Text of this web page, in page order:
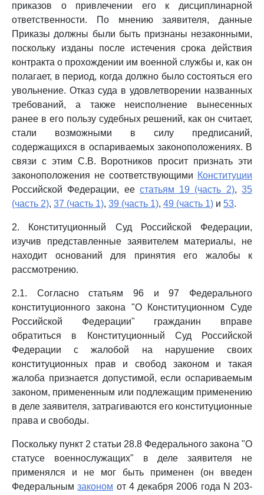
приказов о привлечении его к дисциплинарной
ответственности. По мнению заявителя, данные
Приказы должны были быть признаны незаконными,
поскольку изданы после истечения срока действия
контракта о прохождении им военной службы и, как он
полагает, в период, когда должно было состояться его
увольнение. Отказ суда в удовлетворении названных
требований, а также неисполнение вынесенных
ранее в его пользу судебных решений, как он считает,
стали возможными в силу предписаний,
содержащихся в оспариваемых законоположениях. В
связи с этим С.В. Воротников просит признать эти
законоположения не соответствующими Конституции
Российской Федерации, ее статьям 19 (часть 2),35
(часть 2), 37 (часть 1), 39 (часть 1), 49 (часть 1) и 53.
2. Конституционный Суд Российской Федерации,
изучив представленные заявителем материалы, не
находит оснований для принятия его жалобы к
рассмотрению.
2.1. Согласно статьям 96 и 97 Федерального
конституционного закона "О Конституционном Суде
Российской Федерации" гражданин вправе
обратиться в Конституционный Суд Российской
Федерации с жалобой на нарушение своих
конституционных прав и свобод законом и такая
жалоба признается допустимой, если оспариваемым
законом, примененным или подлежащим применению
в деле заявителя, затрагиваются его конституционные
права и свободы.
Поскольку пункт 2 статьи 28.8 Федерального закона "О
статусе военнослужащих" в деле заявителя не
применялся и не мог быть применен (он введен
Федеральнымзаконом от 4 декабря 2006 года N 203-